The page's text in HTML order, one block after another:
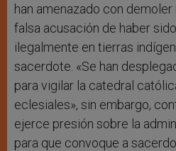
han amenazado con
falsa acusación de haber
ilegalmente en tierras
sacerdote. «Se han
para vigilar la catedral
eclesiales», sin embargo,
ejerce presión sobre la
para que convoque a